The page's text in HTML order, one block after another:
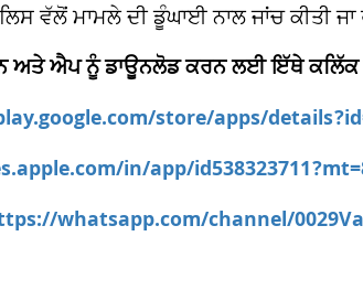
ਵੱਲੋਂ ਮਾਮਲੇ ਦੀ ਡੂੰਘਾਈ ਨਾਲ ਜਾਂਚ ਕੀਤੀ ਜਾ
ਅਤੇ ਐਪ ਨੂੰ ਡਾਊਨਲੋਡ ਕਰਨ ਲਈ ਇੱਥੇ
store/apps/
in/app/
whatsapp.com/channel/